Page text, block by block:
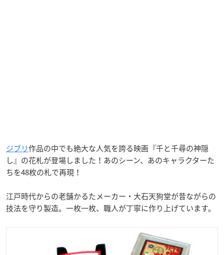
ジブリ作品の中でも絶大な人気を誇る映画『千と千尋の神隠
し』の花札が登場しました！あのシーン、あのキャラクターた
ちを48枚の札で再現！
江戸時代からの老舗かるたメーカー・大石天狗堂が昔ながらの
技法を守り製造。一枚一枚、職人が丁寧に作り上げています。